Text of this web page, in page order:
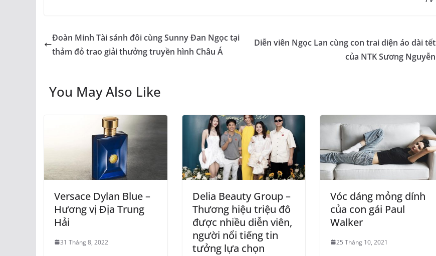
Đoàn Minh Tài sánh đôi cùng Sunny Đan Ngọc tại
thảm đỏ trao giải thưởng truyền hình Châu Á
Diễn viên Ngọc Lan cùng con trai diện áo dài tết
của NTK Sương Nguyễn
You May Also Like
Versace Dylan Blue –
Hương vị Địa Trung
Hải
31 Tháng 8, 2022
Delia Beauty Group –
Thương hiệu triệu đô
được nhiều diễn viên,
người nổi tiếng tin
tưởng lựa chọn
Vóc dáng mỏng dính
của con gái Paul
Walker
25 Tháng 10, 2021